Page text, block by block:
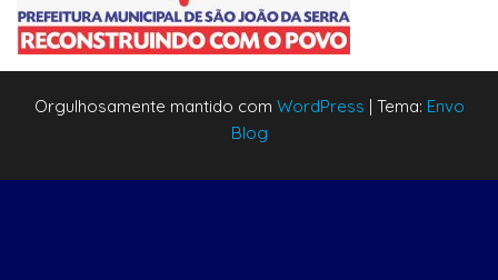
Orgulhosamente mantido com WordPress | Tema: Envo
Blog